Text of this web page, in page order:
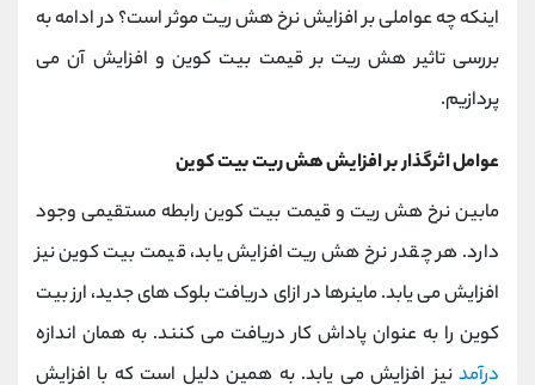
اینکه چه عواملی بر افزایش نرخ هش ریت موثر است؟ در ادامه به
بررسی تاثیر هش ریت بر قیمت بیت کوین و افزایش آن می
پردازیم.
عوامل اثرگذار بر افزایش هش ریت بیت کوین
مابین نرخ هش ریت و قیمت بیت کوین رابطه مستقیمی وجود
دارد. هر چقدر نرخ هش ریت افزایش یابد، قیمت بیت کوین نیز
افزایش می یابد. ماینرها در ازای دریافت بلوک های جدید، ارز بیت
کوین را به عنوان پاداش کار دریافت می کنند. به همان اندازه
درآمد نیز افزایش می یابد. به همین دلیل است که با افزایش